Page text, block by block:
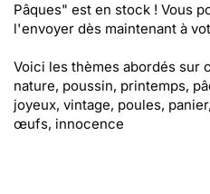
Pâques" est en stock ! Vous
l'envoyer dès maintenant à
Voici les thèmes abordés sur
nature, poussin, printemps,
joyeux, vintage, poules,
œufs, innocence